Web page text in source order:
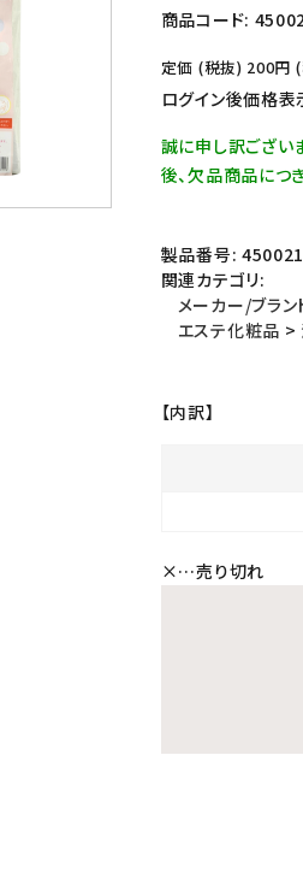
商品コード:
定価 (税抜) 200円
ログイン後価格表
誠に申し訳ござい
後、欠品商品につ
製品番号:
関連カテゴリ:
メーカー/ブラン
エステ化粧品 >
【内訳】
×…売り切れ